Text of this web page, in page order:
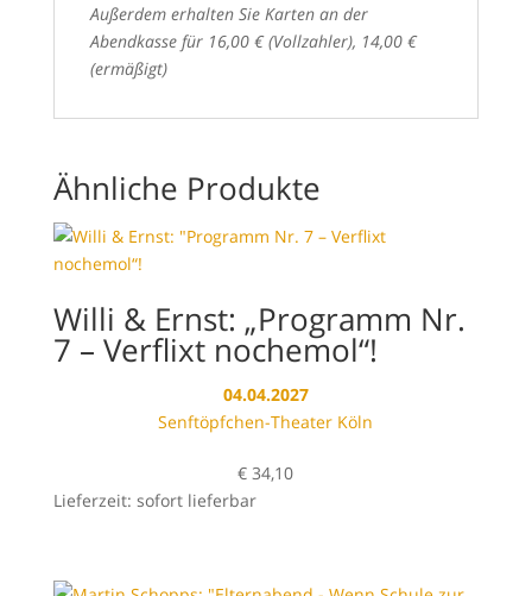
Außerdem erhalten Sie Karten an der
Abendkasse für 16,00 € (Vollzahler), 14,00 €
(ermäßigt)
Ähnliche Produkte
Willi & Ernst: „Programm Nr.
7 – Verflixt nochemol“!
04.04.2027
Senftöpfchen-Theater Köln
€ 34,10
Lieferzeit: sofort lieferbar